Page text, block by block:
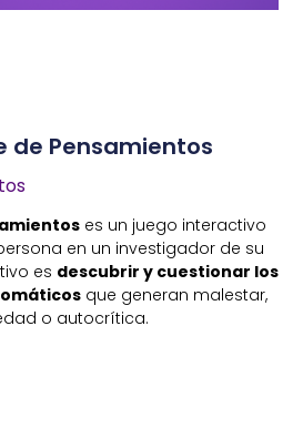
de Pensamientos
es un juego interactivo
en un investigador de su
es descubrir y cuestionar los
que generan malestar,
o autocrítica.